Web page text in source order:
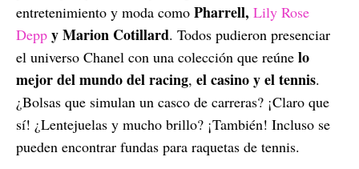
entretenimiento y moda como Pharrell, Lily Rose
Depp y Marion Cotillard. Todos pudieron presenciar
el universo Chanel con una colección que reúne lo
mejor del mundo del racing, el casino y el tennis.
¿Bolsas que simulan un casco de carreras? ¡Claro que
sí! ¿Lentejuelas y mucho brillo? ¡También! Incluso se
pueden encontrar fundas para raquetas de tennis.